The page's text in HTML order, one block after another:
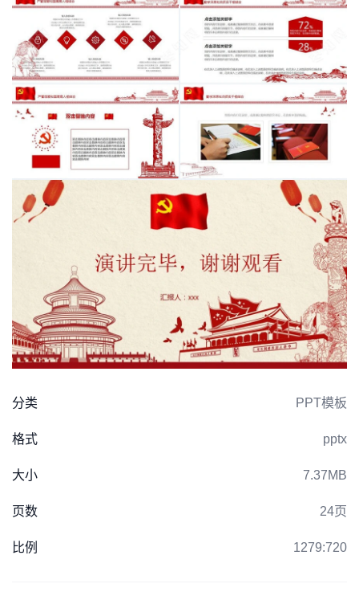
分类 PPT模板
格式 pptx
大小 7.37MB
页数 24页
比例 1279:720